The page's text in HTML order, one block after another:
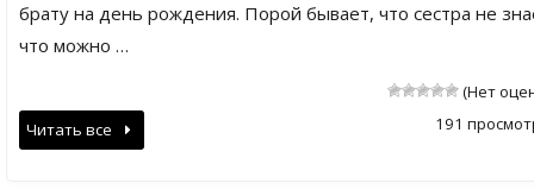
брату на день рождения. Порой бывает, что сестра не
что можно …
(Нет
191
Читать все